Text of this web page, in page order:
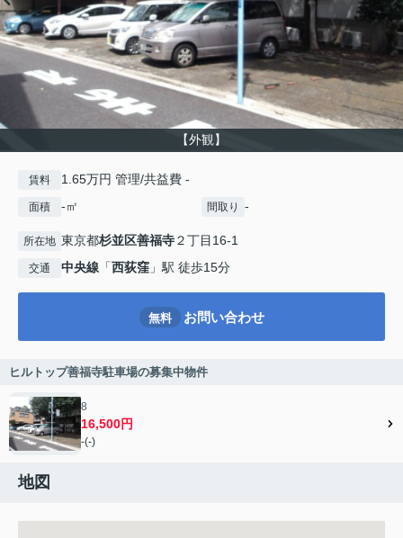
【外観】
賃料 1.65万円 管理/共益費 -
面積 -㎡ 間取り -
所在地 東京都杉並区善福寺２丁目16-1
交通 中央線 「西荻窪 」駅 徒歩15分
無料 お問い合わせ
ヒルトップ善福寺駐車場の募集中物件
8
16,500円
-(-)
地図